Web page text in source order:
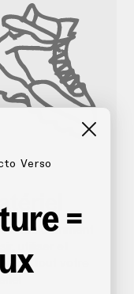
comment
tout votre
Verso
=